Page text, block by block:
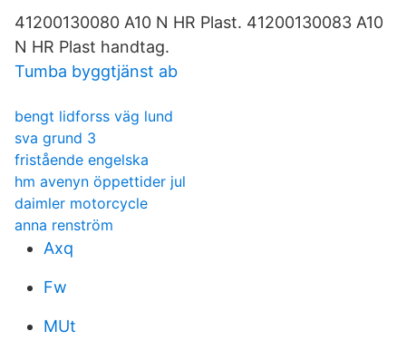
41200130080 A10 N HR Plast. 41200130083 A10
N HR Plast handtag.
Tumba byggtjänst ab
bengt lidforss väg lund
sva grund 3
fristående engelska
hm avenyn öppettider jul
daimler motorcycle
anna renström
Axq
Fw
MUt